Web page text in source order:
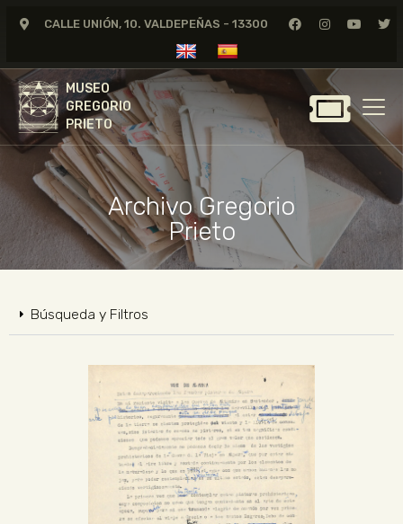
CALLE UNIÓN, 10. VALDEPEÑAS - 13300
MUSEO
GREGORIO
PRIETO
MUSEO
GREGORIO
PRIETO
GREGORIO PRIETO
MUSEO
ARCHIVO
CERTAMEN DE DIBUJO
FUNDACIÓN
NOTICIAS
Archivo Gregorio
Prieto
Búsqueda y Filtros